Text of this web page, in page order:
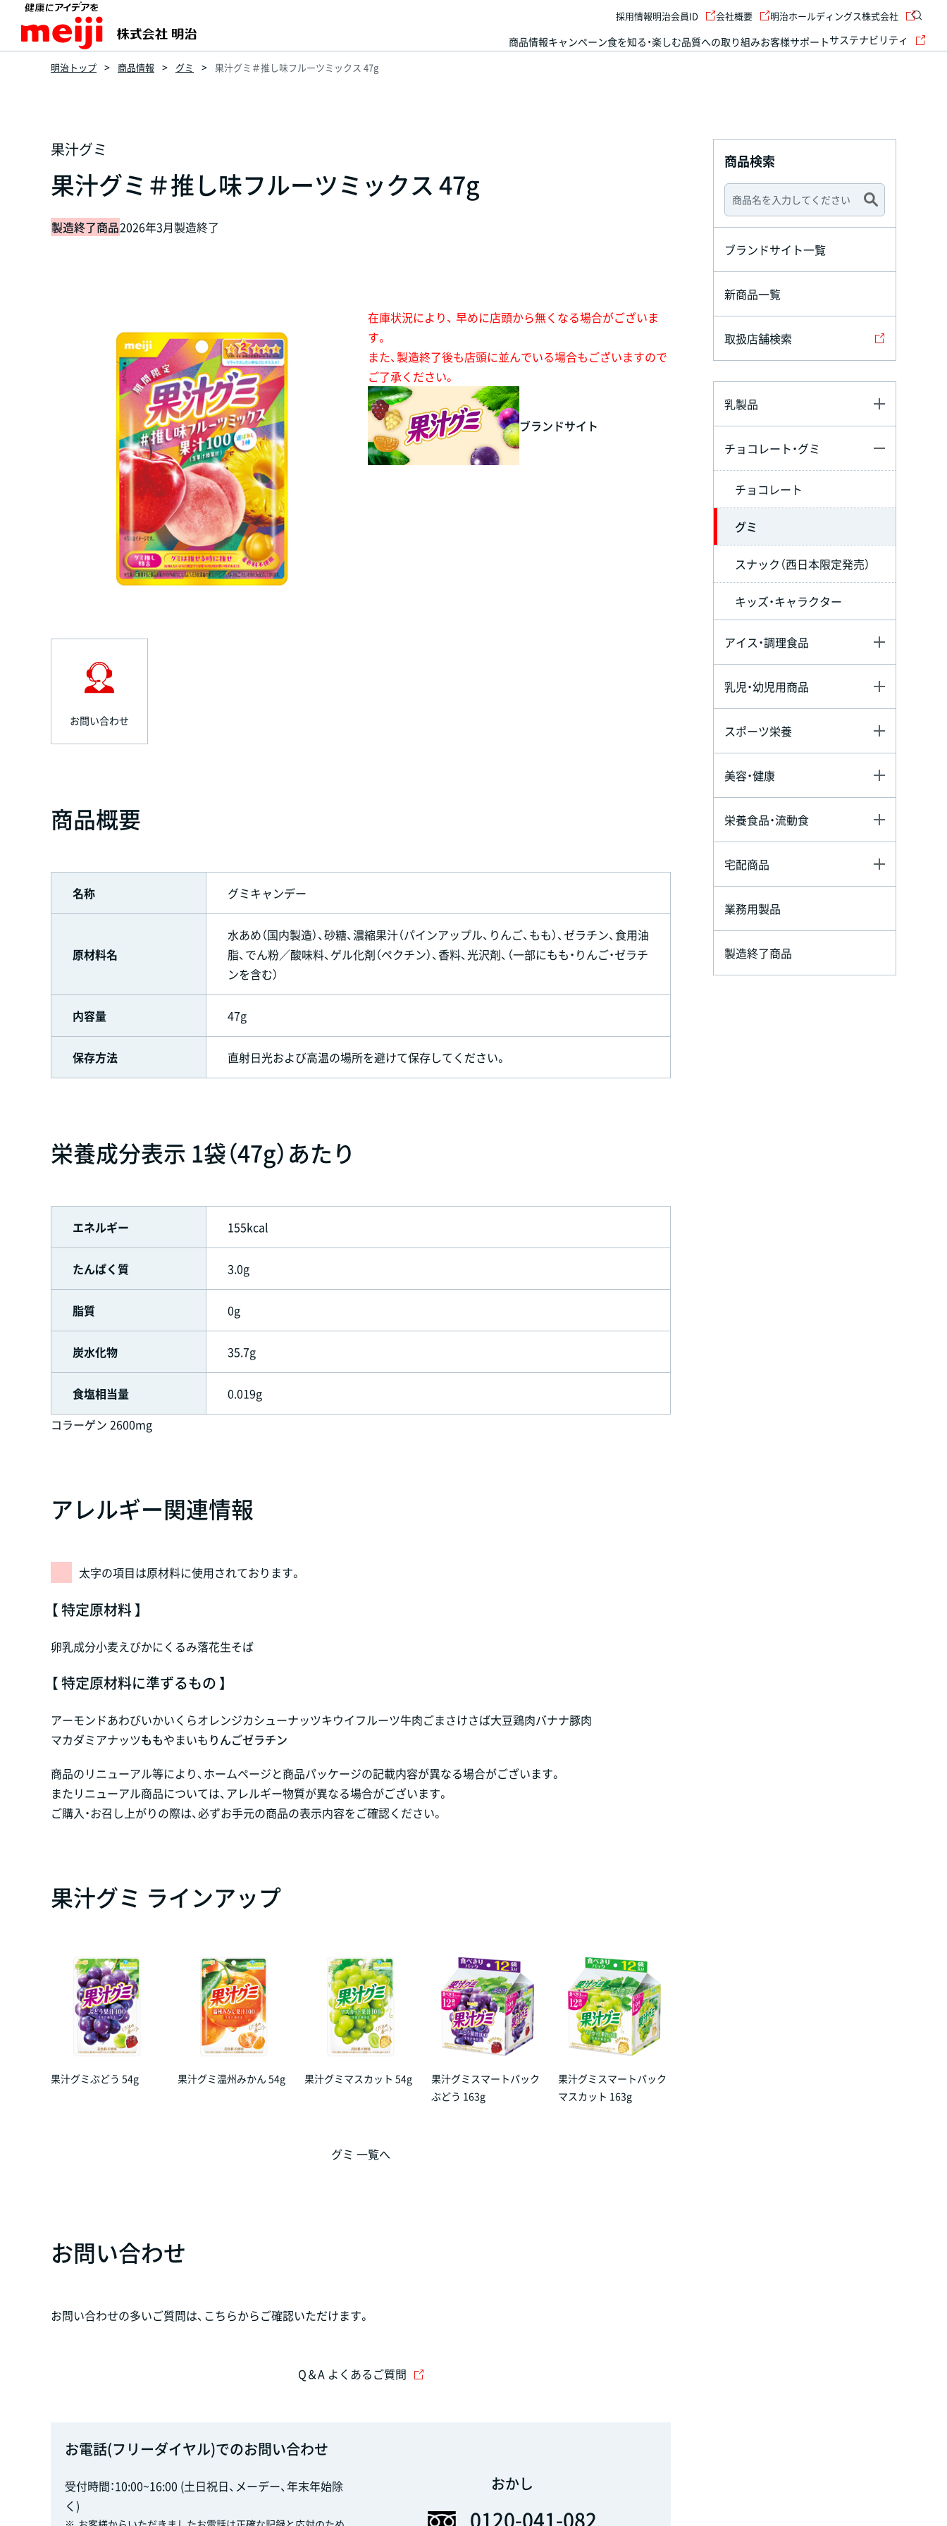
商品情報キャンペーン食を知る・楽しむ品質への取り組みお客様サポートサステナビリティ
採用情報明治会員ID 会社概要 明治ホールディングス株式会社
明治トップ 商品情報 グミ 果汁グミ＃推し味フルーツミックス 47g
果汁グミ
果汁グミ＃推し味フルーツミックス 47g
製造終了商品2026年3月製造終了
在庫状況により、 早めに店頭から無くなる場合がございま
す。
また、製造終了後も店頭に並んでいる場合もございますので
ご了承ください。
ブランドサイト
お問い合わせ
商品概要
名称 グミキャンデー
原材料名
水あめ（国内製造）、砂糖、濃縮果汁（パインアップル、りんご、もも）、ゼラチン、食用油
脂、でん粉／酸味料、ゲル化剤（ペクチン）、香料、光沢剤、（一部にもも・りんご・ゼラチ
ンを含む）
内容量 47g
保存方法 直射日光および高温の場所を避けて保存してください。
栄養成分表示 1袋（47g）あたり
エネルギー 155kcal
たんぱく質 3.0g
脂質 0g
炭水化物 35.7g
食塩相当量
0.019g
コラーゲン 2600mg
アレルギー関連情報
太字の項目は原材料に使用されております。
【 特定原材料 】
卵乳成分小麦えびかにくるみ落花生そば
【 特定原材料に準ずるもの 】
アーモンドあわびいかいくらオレンジカシューナッツキウイフルーツ牛肉ごまさけさば大豆鶏肉バナナ豚肉
マカダミアナッツももやまいも りんごゼラチン
商品のリニューアル等により、ホームページと商品パッケージの記載内容が異なる場合がございます。
またリニューアル商品については、アレルギー物質が異なる場合がございます。
ご購入・お召し上がりの際は、必ずお手元の商品の表示内容をご確認ください。
果汁グミ ラインアップ
果汁グミぶどう 54g 果汁グミ温州みかん 54g 果汁グミマスカット 54g
果汁グミスマートパック
ぶどう 163g
果汁グミスマートパック
マスカット 163g
グミ 一覧へ
お問い合わせ
お問い合わせの多いご質問は、こちらからご確認いただけます。
Q＆A よくあるご質問
お電話(フリーダイヤル)でのお問い合わせ
受付時間：10:00~16:00 (土日祝日、メーデー、年末年始除
く)
おかし
0120-041-082
商品検索
ブランドサイト一覧
新商品一覧
取扱店舗検索
乳製品
チョコレート・グミ
チョコレート
グミ
スナック（西日本限定発売）
キッズ・キャラクター
アイス・調理食品
乳児・幼児用商品
スポーツ栄養
美容・健康
栄養食品・流動食
宅配商品
業務用製品
製造終了商品